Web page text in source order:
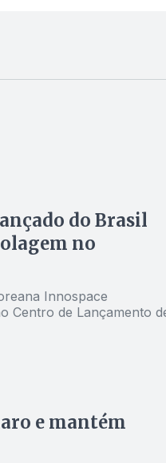
do Brasil
no
Innospace
Centro de Lançamento
e mantém